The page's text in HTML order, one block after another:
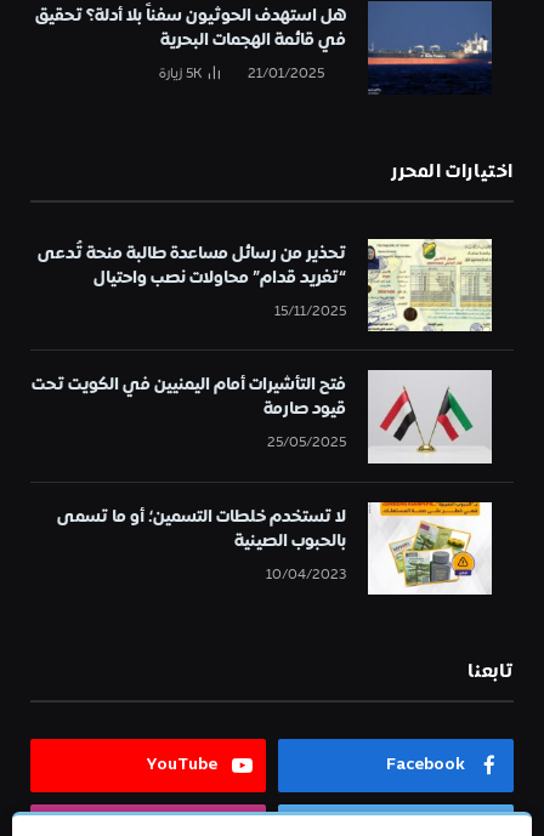
هل استهدف الحوثيون سفناً بلا أدلة؟ تحقيق
في قائمة الهجمات البحرية
21/01/2025
5Kزيارة
اختيارات المحرر
تحذير من رسائل مساعدة طالبة منحة تُدعى
“تغريد قدام” محاولات نصب واحتيال
15/11/2025
فتح التأشيرات أمام اليمنيين في الكويت تحت
قيود صارمة
25/05/2025
لا تستخدم خلطات التسمين؛ أو ما تسمى
بالحبوب الصينية
10/04/2023
تابعنا
Facebook
YouTube